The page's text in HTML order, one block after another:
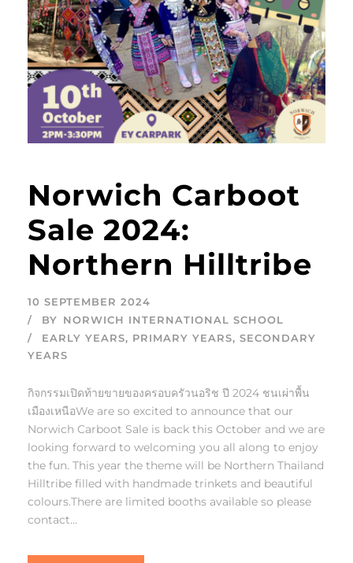
Norwich Carboot
Sale 2024:
Northern Hilltribe
10 SEPTEMBER 2024
BY NORWICH INTERNATIONAL SCHOOL
EARLY YEARS, PRIMARY YEARS, SECONDARY
YEARS
กิจกรรมเปิดท้ายขายของครอบครัวนอริช ปี 2024 ชนเผ่าพื้น
เมืองเหนือWe are so excited to announce that our
Norwich Carboot Sale is back this October and we are
looking forward to welcoming you all along to enjoy
the fun. This year the theme will be Northern Thailand
Hilltribe filled with handmade trinkets and beautiful
colours.There are limited booths available so please
contact...